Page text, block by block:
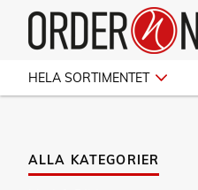
HELA SORTIMENTET
ALLA KATEGORIER